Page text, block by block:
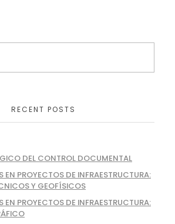
RECENT POSTS
DEL CONTROL DOCUMENTAL
EN PROYECTOS DE INFRAESTRUCTURA:
Y GEOFÍSICOS
EN PROYECTOS DE INFRAESTRUCTURA: